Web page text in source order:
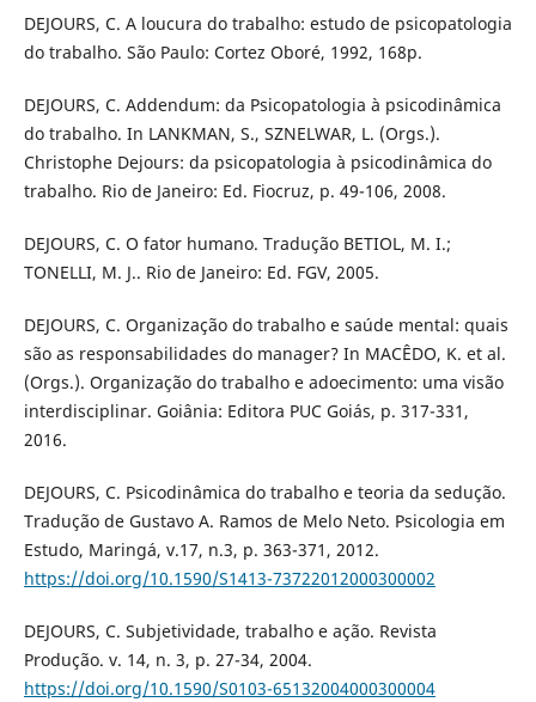
DEJOURS, C. A loucura do trabalho: estudo de psicopatologia
do trabalho. São Paulo: Cortez Oboré, 1992, 168p.
DEJOURS, C. Addendum: da Psicopatologia à psicodinâmica
do trabalho. In LANKMAN, S., SZNELWAR, L. (Orgs.).
Christophe Dejours: da psicopatologia à psicodinâmica do
trabalho. Rio de Janeiro: Ed. Fiocruz, p. 49-106, 2008.
DEJOURS, C. O fator humano. Tradução BETIOL, M. I.;
TONELLI, M. J.. Rio de Janeiro: Ed. FGV, 2005.
DEJOURS, C. Organização do trabalho e saúde mental: quais
são as responsabilidades do manager? In MACÊDO, K. et al.
(Orgs.). Organização do trabalho e adoecimento: uma visão
interdisciplinar. Goiânia: Editora PUC Goiás, p. 317-331,
2016.
DEJOURS, C. Psicodinâmica do trabalho e teoria da sedução.
Tradução de Gustavo A. Ramos de Melo Neto. Psicologia em
Estudo, Maringá, v.17, n.3, p. 363-371, 2012.
https://doi.org/10.1590/S1413-73722012000300002
DEJOURS, C. Subjetividade, trabalho e ação. Revista
Produção. v. 14, n. 3, p. 27-34, 2004.
https://doi.org/10.1590/S0103-65132004000300004